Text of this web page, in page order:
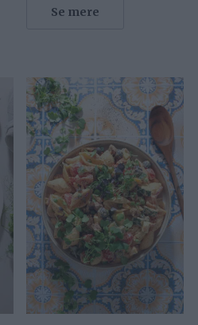
Se mere